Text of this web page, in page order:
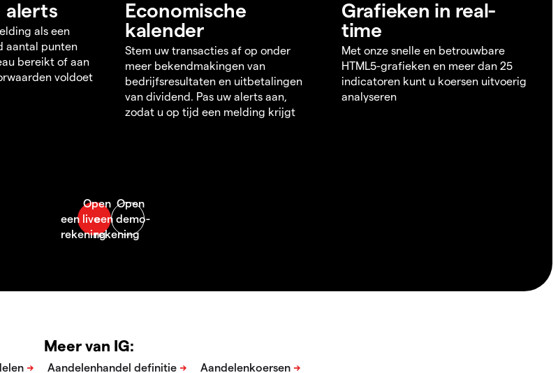
alerts
als een
aantal punten
bereikt of aan
voldoet
Economische
kalender
Stem uw transacties af op onder
meer bekendmakingen van
bedrijfsresultaten en uitbetalingen
van dividend. Pas uw alerts aan,
zodat u op tijd een melding krijgt
Grafieken in real-
time
Met onze snelle en betrouwbare
HTML5-grafieken en meer dan 25
indicatoren kunt u koersen uitvoerig
analyseren
Meer van IG: